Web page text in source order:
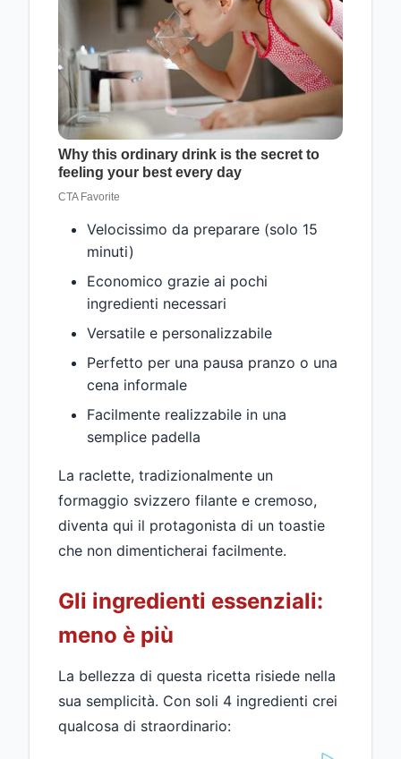
Velocissimo da preparare (solo 15
minuti)
Economico grazie ai pochi
ingredienti necessari
Versatile e personalizzabile
Perfetto per una pausa pranzo o una
cena informale
Facilmente realizzabile in una
semplice padella
La raclette, tradizionalmente un
formaggio svizzero filante e cremoso,
diventa qui il protagonista di un toastie
che non dimenticherai facilmente.
Gli ingredienti essenziali:
meno è più
La bellezza di questa ricetta risiede nella
sua semplicità. Con soli 4 ingredienti crei
qualcosa di straordinario: